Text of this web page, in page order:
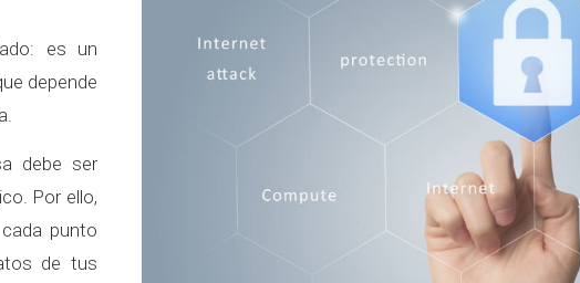
es un
depende
debe ser
Por ello,
punto
de tus